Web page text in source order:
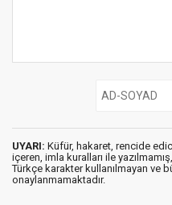
UYARI: Küfür, hakaret, rencide
içeren, imla kuralları ile yazılmamış,
Türkçe karakter kullanılmayan ve
onaylanmamaktadır.